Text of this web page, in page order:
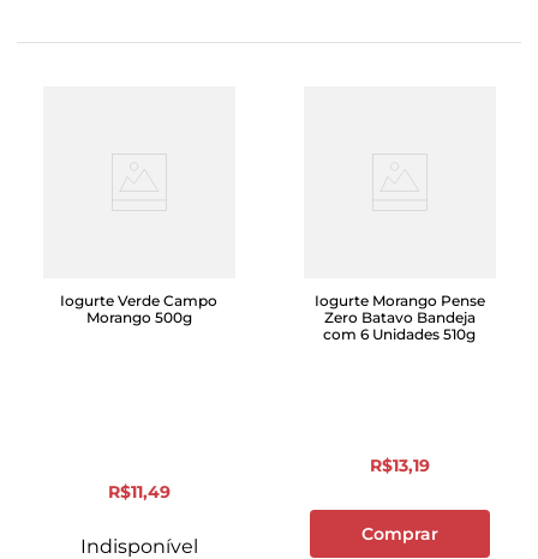
Iogurte Verde Campo
Morango 500g
R$11,49
Indisponível
Iogurte Morango Pense
Zero Batavo Bandeja
com 6 Unidades 510g
R$13,19
Comprar